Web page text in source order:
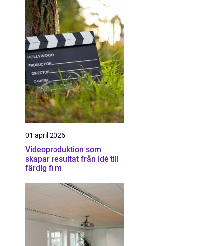
01 april 2026
Videoproduktion som
skapar resultat från idé till
färdig film